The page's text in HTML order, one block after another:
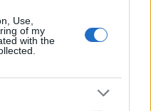
Use,
of my
with the